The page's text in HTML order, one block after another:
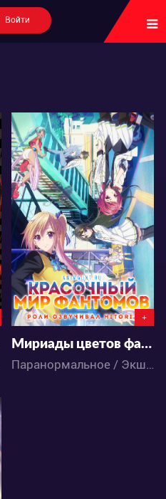
Войти
16439
3 23
+
Мириады цветов фантомного мира
Паранормальное / Экшен / Комедия / Повседневность / Фэнтези / Аниме